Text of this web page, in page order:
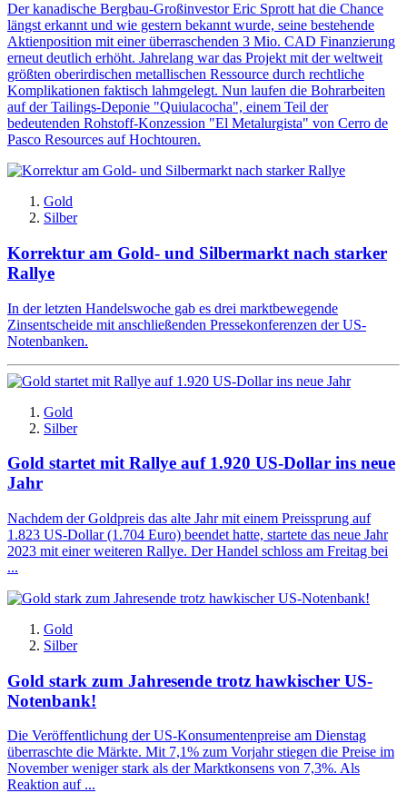
Der kanadische Bergbau-Großinvestor Eric Sprott hat die Chance
längst erkannt und wie gestern bekannt wurde, seine bestehende
Aktienposition mit einer überraschenden 3 Mio. CAD Finanzierung
erneut deutlich erhöht. Jahrelang war das Projekt mit der weltweit
größten oberirdischen metallischen Ressource durch rechtliche
Komplikationen faktisch lahmgelegt. Nun laufen die Bohrarbeiten
auf der Tailings-Deponie "Quiulacocha", einem Teil der
bedeutenden Rohstoff-Konzession "El Metalurgista" von Cerro de
Pasco Resources auf Hochtouren.
Gold
Silber
Korrektur am Gold- und Silbermarkt nach starker
Rallye
In der letzten Handelswoche gab es drei marktbewegende
Zinsentscheide mit anschließenden Pressekonferenzen der US-
Notenbanken.
Gold
Silber
Gold startet mit Rallye auf 1.920 US-Dollar ins neue
Jahr
Nachdem der Goldpreis das alte Jahr mit einem Preissprung auf
1.823 US-Dollar (1.704 Euro) beendet hatte, startete das neue Jahr
2023 mit einer weiteren Rallye. Der Handel schloss am Freitag bei
...
Gold
Silber
Gold stark zum Jahresende trotz hawkischer US-
Notenbank!
Die Veröffentlichung der US-Konsumentenpreise am Dienstag
überraschte die Märkte. Mit 7,1% zum Vorjahr stiegen die Preise im
November weniger stark als der Marktkonsens von 7,3%. Als
Reaktion auf ...